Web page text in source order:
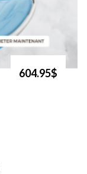
604.95$